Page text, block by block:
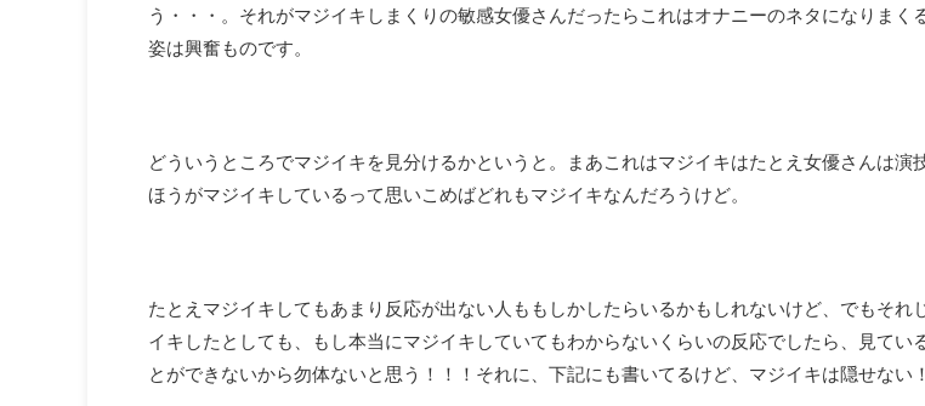
う・・・。それがマジイキしまくりの敏感女優さんだったらこれはオナニーのネタになりまく
姿は興奮ものです。
どういうところでマジイキを見分けるかというと。まあこれはマジイキはたとえ女優さんは演
ほうがマジイキしているって思いこめばどれもマジイキなんだろうけど。
たとえマジイキしてもあまり反応が出ない人ももしかしたらいるかもしれないけど、でもそれ
イキしたとしても、もし本当にマジイキしていてもわからないくらいの反応でしたら、見てい
とができないから勿体ないと思う！！！それに、下記にも書いてるけど、マジイキは隠せない